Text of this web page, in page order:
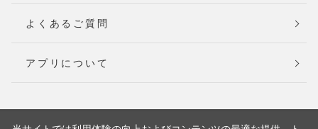
よくあるご質問
アプリについて